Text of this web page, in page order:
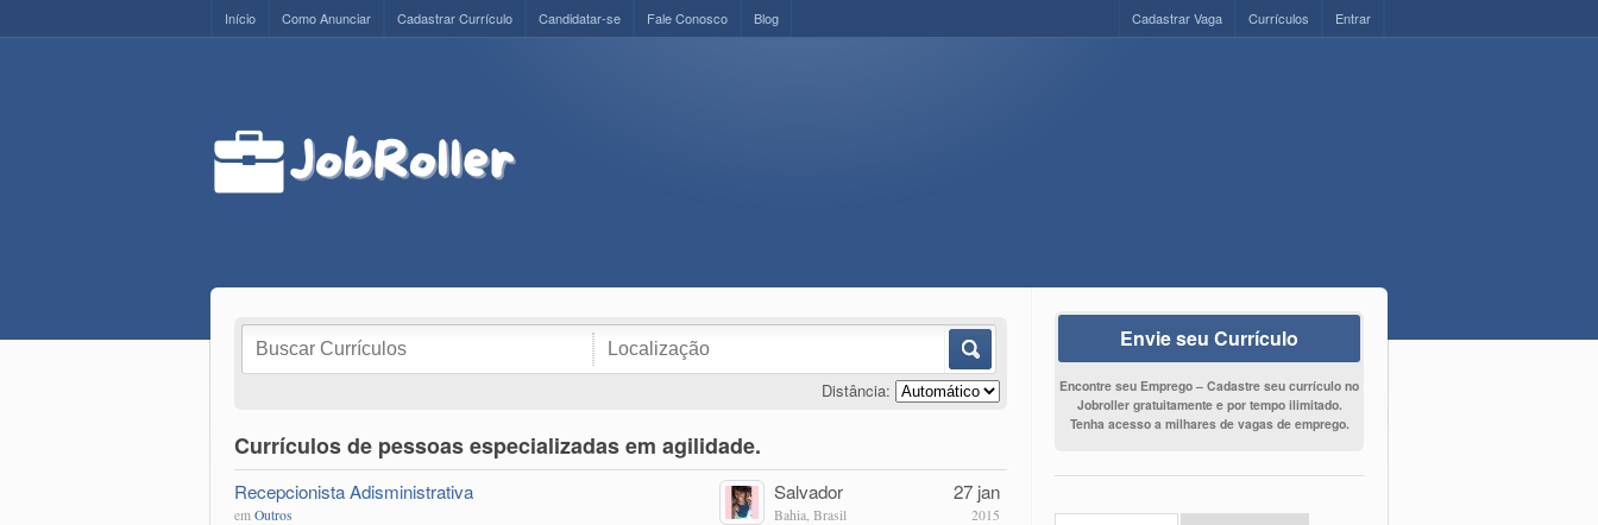
Início Como Anunciar Cadastrar Currículo Candidatar-se Fale Conosco Blog Entrar
Currículos
Cadastrar Vaga
Distância:
Currículos de pessoas especializadas em agilidade.
Recepcionista Adisministrativa
em Outros
Salvador
Bahia, Brasil
27 jan
2015
Envie seu Currículo
Encontre seu Emprego – Cadastre seu currículo no
Jobroller gratuitamente e por tempo ilimitado.
Tenha acesso a milhares de vagas de emprego.